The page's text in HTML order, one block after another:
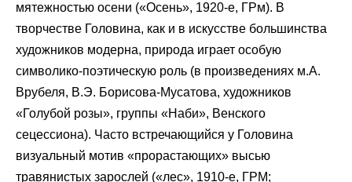
мятежностью осени («Осень», 1920-е, ГРм). В
творчестве Головина, как и в искусстве большинства
художников модерна, природа играет особую
символико-поэтическую роль (в произведениях м.А.
Врубеля, В.Э. Борисова-Мусатова, художников
«Голубой розы», группы «Наби», Венского
сецессиона). Часто встречающийся у Головина
визуальный мотив «прорастающих» высью
травянистых зарослей («лес», 1910-е, ГРМ;